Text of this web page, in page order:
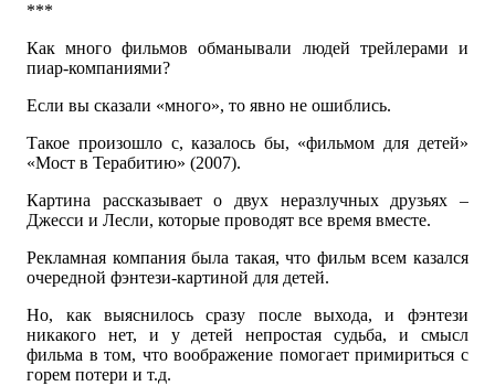
***
Как много фильмов обманывали людей трейлерами и
пиар-компаниями?
Если вы сказали «много», то явно не ошиблись.
Такое произошло с, казалось бы, «фильмом для детей»
«Мост в Терабитию» (2007).
Картина рассказывает о двух неразлучных друзьях –
Джесси и Лесли, которые проводят все время вместе.
Рекламная компания была такая, что фильм всем казался
очередной фэнтези-картиной для детей.
Но, как выяснилось сразу после выхода, и фэнтези
никакого нет, и у детей непростая судьба, и смысл
фильма в том, что воображение помогает примириться с
горем потери и т.д.